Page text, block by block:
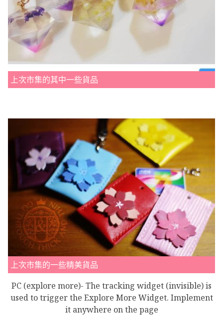
上次市集的其中一些貨品
上次市集的一些精美貨品
PC (explore more)- The tracking widget (invisible) is
used to trigger the Explore More Widget. Implement
it anywhere on the page